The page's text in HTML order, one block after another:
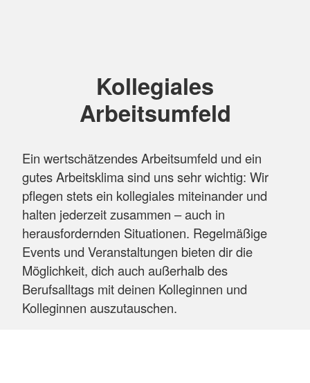
Kollegiales
Arbeitsumfeld
Ein wertschätzendes Arbeitsumfeld und ein
gutes Arbeitsklima sind uns sehr wichtig: Wir
pflegen stets ein kollegiales miteinander und
halten jederzeit zusammen – auch in
herausfordernden Situationen. Regelmäßige
Events und Veranstaltungen bieten dir die
Möglichkeit, dich auch außerhalb des
Berufsalltags mit deinen Kolleginnen und
Kolleginnen auszutauschen.